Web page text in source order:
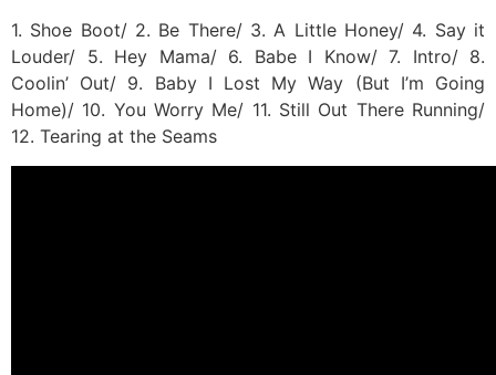
1. Shoe Boot/ 2. Be There/ 3. A Little Honey/ 4. Say it
Louder/ 5. Hey Mama/ 6. Babe I Know/ 7. Intro/ 8.
Coolin’ Out/ 9. Baby I Lost My Way (But I’m Going
Home)/ 10. You Worry Me/ 11. Still Out There Running/
12. Tearing at the Seams